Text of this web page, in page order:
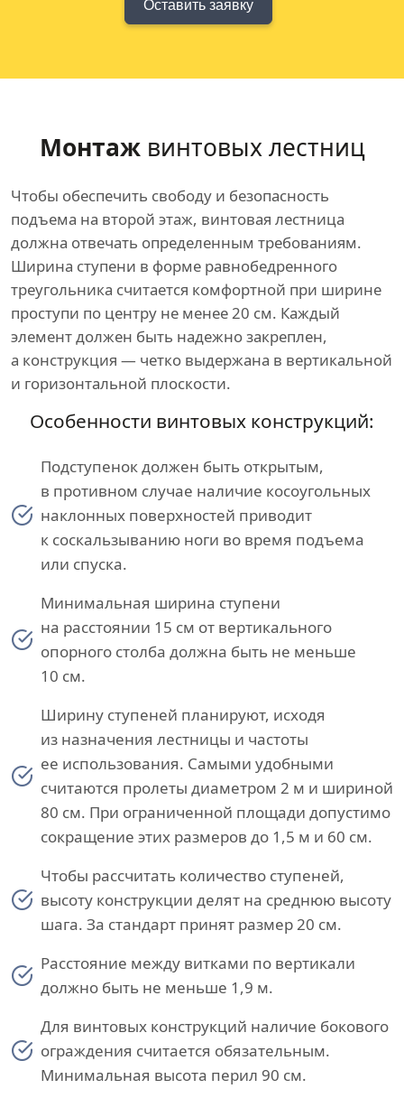
Оставить заявку
Монтажвинтовых лестниц
Чтобы обеспечить свободу и безопасность
подъема на второй этаж, винтовая лестница
должна отвечать определенным требованиям.
Ширина ступени в форме равнобедренного
треугольника считается комфортной при ширине
проступи по центру не менее 20 см. Каждый
элемент должен быть надежно закреплен,
а конструкция — четко выдержана в вертикальной
и горизонтальной плоскости.
Особенности винтовых конструкций:
Подступенок должен быть открытым,
в противном случае наличие косоугольных
наклонных поверхностей приводит
к соскальзыванию ноги во время подъема
или спуска.
Минимальная ширина ступени
на расстоянии 15 см от вертикального
опорного столба должна быть не меньше
10 см.
Ширину ступеней планируют, исходя
из назначения лестницы и частоты
ее использования. Самыми удобными
считаются пролеты диаметром 2 м и шириной
80 см. При ограниченной площади допустимо
сокращение этих размеров до 1,5 м и 60 см.
Чтобы рассчитать количество ступеней,
высоту конструкции делят на среднюю высоту
шага. За стандарт принят размер 20 см.
Расстояние между витками по вертикали
должно быть не меньше 1,9 м.
Для винтовых конструкций наличие бокового
ограждения считается обязательным.
Минимальная высота перил 90 см.